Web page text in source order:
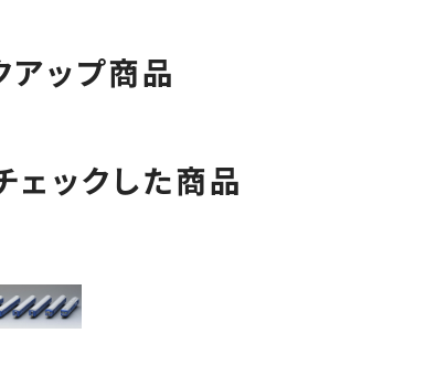
アップ商品
ェックした商品